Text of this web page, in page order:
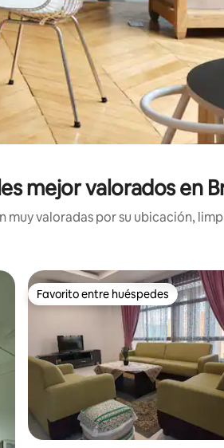
mejor valorados en
muy valoradas por su ubicación,
Favorito entre huéspedes
Favorito entre huéspedes